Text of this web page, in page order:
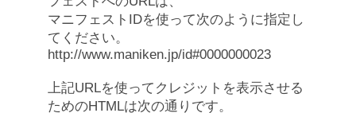
マニフェストIDを使って次のように指定し
てください。
http://www.maniken.jp/id#0000000023
上記URLを使ってクレジットを表示させる
ためのHTMLは次の通りです。